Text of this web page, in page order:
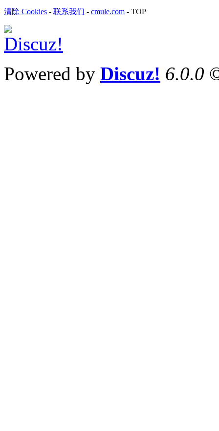
清除 Cookies - 联系我们 - cmule.com - TOP
Powered by Discuz! 6.0.0